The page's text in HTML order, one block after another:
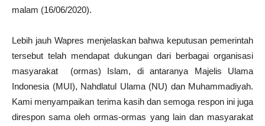
malam (16/06/2020).
Lebih jauh Wapres menjelaskan bahwa keputusan pemerintah
tersebut telah mendapat dukungan dari berbagai organisasi
masyarakat (ormas) Islam, di antaranya Majelis Ulama
Indonesia (MUI), Nahdlatul Ulama (NU) dan Muhammadiyah.
Kami menyampaikan terima kasih dan semoga respon ini juga
direspon sama oleh ormas-ormas yang lain dan masyarakat